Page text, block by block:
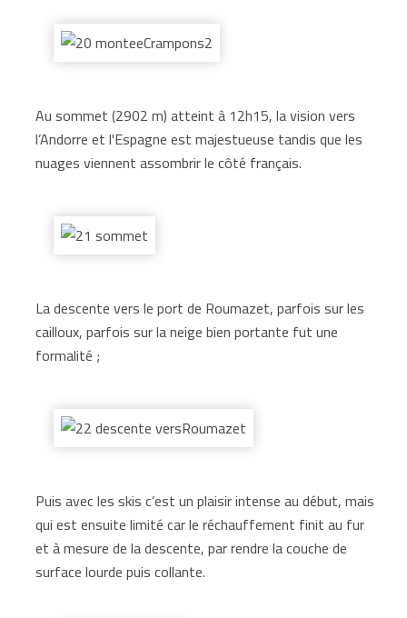
Au sommet (2902 m) atteint à 12h15, la vision vers
l’Andorre et l'Espagne est majestueuse tandis que les
nuages viennent assombrir le côté français.
La descente vers le port de Roumazet, parfois sur les
cailloux, parfois sur la neige bien portante fut une
formalité ;
Puis avec les skis c’est un plaisir intense au début, mais
qui est ensuite limité car le réchauffement finit au fur
et à mesure de la descente, par rendre la couche de
surface lourde puis collante.